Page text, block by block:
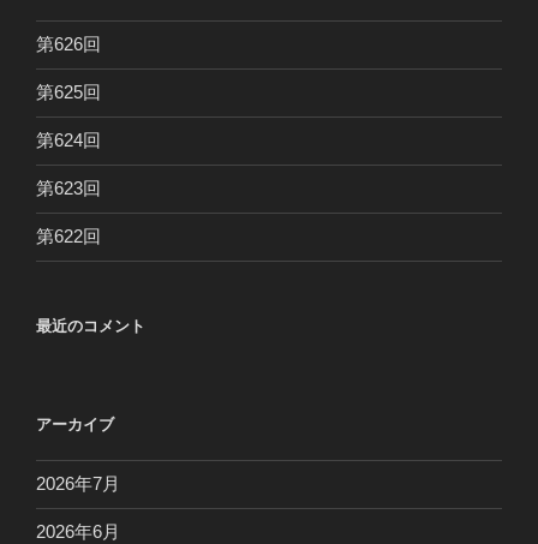
第626回
第625回
第624回
第623回
第622回
最近のコメント
アーカイブ
2026年7月
2026年6月